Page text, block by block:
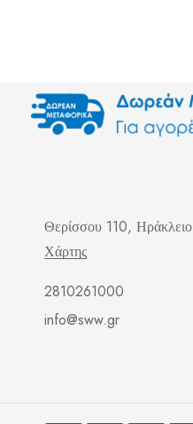
Θερίσσου 110, Ηράκλειο
Χάρτης
2810261000
info@sww.gr